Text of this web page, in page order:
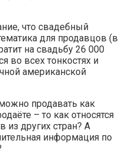
что свадебный
для продавцов (в
на свадьбу 26 000
во всех тонкостях и
американской
продавать как
– то как относятся
из других стран? А
информация по